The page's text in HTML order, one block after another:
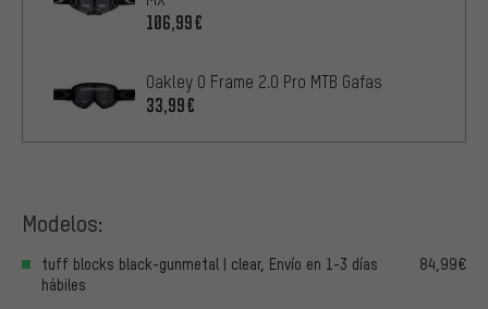
106,99€
Oakley O Frame 2.0 Pro MTB Gafas
33,99€
Modelos:
tuff blocks black-gunmetal | clear, Envío en 1-3 días
hábiles
84,99€